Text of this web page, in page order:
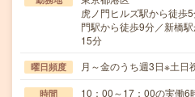
虎ノ門ヒルズ駅から徒歩
門駅から徒歩9分／新橋
15分
曜日頻度 月～金のうち週3日※土日
時間 10：00～17：00の実働6